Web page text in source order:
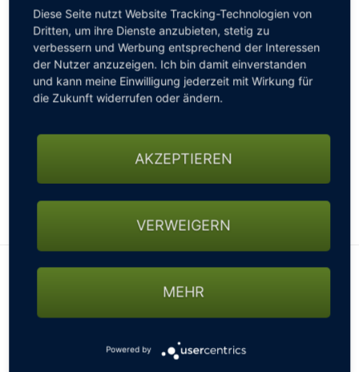
Hauses, die als eine der größten Europas gilt, stehen den
Gästen für Reitstunden zur Verfügung. In den Indoor-
und Outdooranlagen lässt sich Tennis und Squash
spielen, auf der eigenen Golfanlage Bälle schlagen, in den
geräumigen Fitnessräumen trainieren oder die
wunderschöne umliegende Natur beim Wandern und
große Wasser- und Saunawelt mit Yin-Yang Pool und
dem Versunkenen Tempel. Der Familienbetrieb wird in
der vierten Generation der Familie Reiter geführt und gilt
seit 2020 als klimaneutral. www.posthotel.at
Arrangements
Diese Seite nutzt Website Tracking-Technologien von
Dritten, um ihre Dienste anzubieten, stetig zu
verbessern und Werbung entsprechend der Interessen
der Nutzer anzuzeigen. Ich bin damit einverstanden
und kann meine Einwilligung jederzeit mit Wirkung für
die Zukunft widerrufen oder ändern.
AKZEPTIEREN
VERWEIGERN
MEHR
Powered by